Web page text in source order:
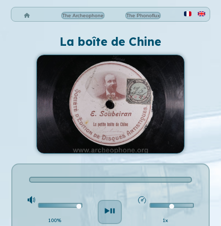
The Archeophone The Phonoflux
La boîte de Chine
100% 1x